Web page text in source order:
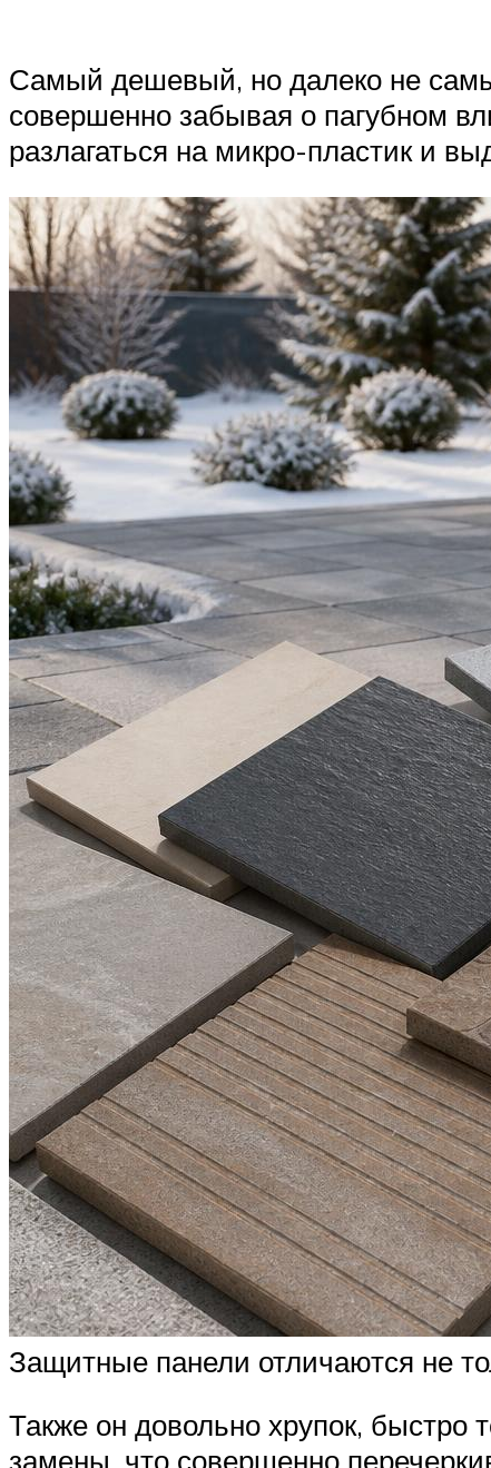
Самый дешевый, но далеко не
совершенно забывая о пагубном
разлагаться на микро-пластик и
Защитные панели отличаются не
Также он довольно хрупок, быстро
замены, что совершенно